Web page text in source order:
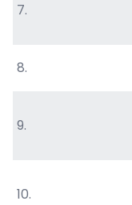
7.
8.
9.
10.